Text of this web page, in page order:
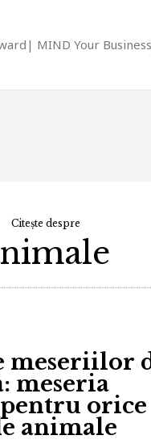
MIND Your Business
Citește despre
meseriilor
meseria
orice
animale